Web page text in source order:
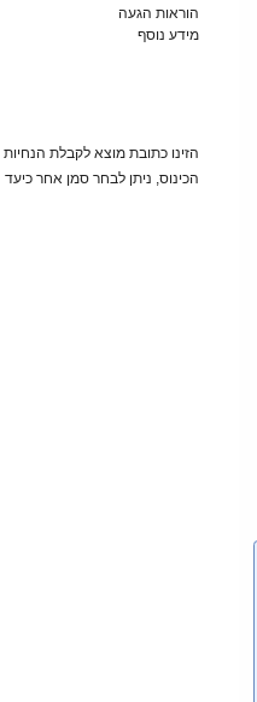
הוראות הגעה
מידע נוסף
הזינו כתובת מוצא לקבלת
הכינוס, ניתן לבחר סמן אחר כיעד